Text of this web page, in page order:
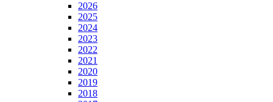
2026
2025
2024
2023
2022
2021
2020
2019
2018